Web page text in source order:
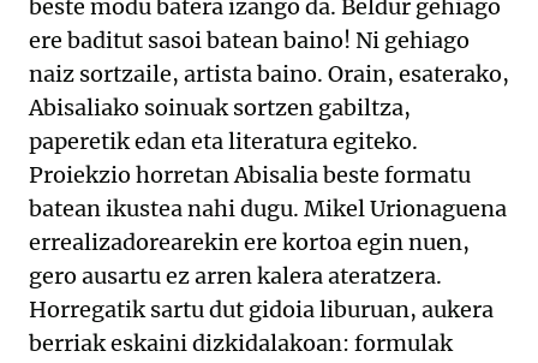
beste modu batera izango da. Beldur gehiago
ere baditut sasoi batean baino! Ni gehiago
naiz sortzaile, artista baino. Orain, esaterako,
Abisaliako soinuak sortzen gabiltza,
paperetik edan eta literatura egiteko.
Proiekzio horretan Abisalia beste formatu
batean ikustea nahi dugu. Mikel Urionaguena
errealizadorearekin ere kortoa egin nuen,
gero ausartu ez arren kalera ateratzera.
Horregatik sartu dut gidoia liburuan, aukera
berriak eskaini dizkidalakoan: formulak